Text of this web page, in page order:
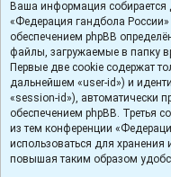
Ваша информация
«Федерация гандбола
обеспечением phpBB
файлы, загружаемые в папку
Первые две cookie содержат
дальнейшем «user-id») и
«session-id»), автоматически
обеспечением phpBB. Третья
из тем конференции
использоваться для
повышая таким образом